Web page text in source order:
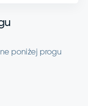
poniżej progu